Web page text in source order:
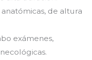
de altura
exámenes,